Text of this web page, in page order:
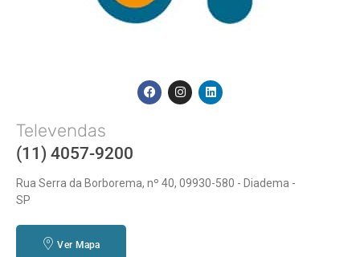
Televendas
(11) 4057-9200
Rua Serra da Borborema, nº 40, 09930-580 - Diadema -
SP
Ver Mapa